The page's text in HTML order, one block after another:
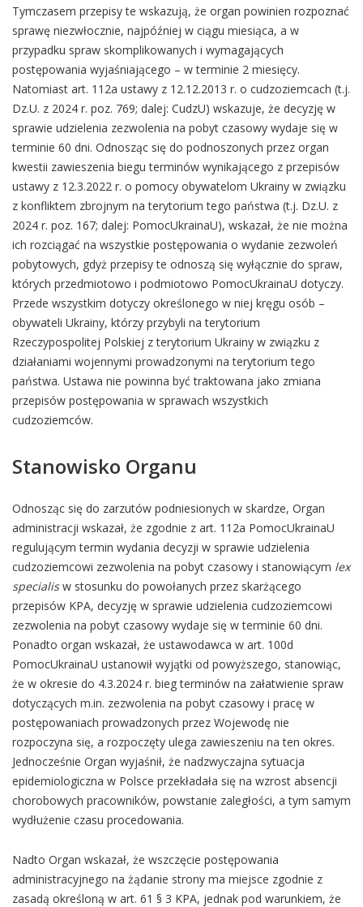
Tymczasem przepisy te wskazują, że organ powinien rozpoznać
sprawę niezwłocznie, najpóźniej w ciągu miesiąca, a w
przypadku spraw skomplikowanych i wymagających
postępowania wyjaśniającego – w terminie 2 miesięcy.
Natomiast art. 112a ustawy z 12.12.2013 r. o cudzoziemcach (t.j.
Dz.U. z 2024 r. poz. 769; dalej: CudzU) wskazuje, że decyzję w
sprawie udzielenia zezwolenia na pobyt czasowy wydaje się w
terminie 60 dni. Odnosząc się do podnoszonych przez organ
kwestii zawieszenia biegu terminów wynikającego z przepisów
ustawy z 12.3.2022 r. o pomocy obywatelom Ukrainy w związku
z konfliktem zbrojnym na terytorium tego państwa (t.j. Dz.U. z
2024 r. poz. 167; dalej: PomocUkrainaU), wskazał, że nie można
ich rozciągać na wszystkie postępowania o wydanie zezwoleń
pobytowych, gdyż przepisy te odnoszą się wyłącznie do spraw,
których przedmiotowo i podmiotowo PomocUkrainaU dotyczy.
Przede wszystkim dotyczy określonego w niej kręgu osób –
obywateli Ukrainy, którzy przybyli na terytorium
Rzeczypospolitej Polskiej z terytorium Ukrainy w związku z
działaniami wojennymi prowadzonymi na terytorium tego
państwa. Ustawa nie powinna być traktowana jako zmiana
przepisów postępowania w sprawach wszystkich
cudzoziemców.
Stanowisko Organu
Odnosząc się do zarzutów podniesionych w skardze, Organ
administracji wskazał, że zgodnie z art. 112a PomocUkrainaU
regulującym termin wydania decyzji w sprawie udzielenia
cudzoziemcowi zezwolenia na pobyt czasowy i stanowiącym lex
specialisw stosunku do powołanych przez skarżącego
przepisów KPA, decyzję w sprawie udzielenia cudzoziemcowi
zezwolenia na pobyt czasowy wydaje się w terminie 60 dni.
Ponadto organ wskazał, że ustawodawca w art. 100d
PomocUkrainaU ustanowił wyjątki od powyższego, stanowiąc,
że w okresie do 4.3.2024 r. bieg terminów na załatwienie spraw
dotyczących m.in. zezwolenia na pobyt czasowy i pracę w
postępowaniach prowadzonych przez Wojewodę nie
rozpoczyna się, a rozpoczęty ulega zawieszeniu na ten okres.
Jednocześnie Organ wyjaśnił, że nadzwyczajna sytuacja
epidemiologiczna w Polsce przekładała się na wzrost absencji
chorobowych pracowników, powstanie zaległości, a tym samym
wydłużenie czasu procedowania.
Nadto Organ wskazał, że wszczęcie postępowania
administracyjnego na żądanie strony ma miejsce zgodnie z
zasadą określoną w art. 61 § 3 KPA, jednak pod warunkiem, że